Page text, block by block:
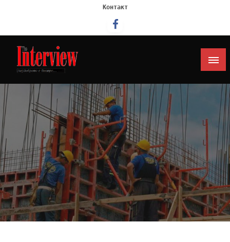
Контакт
Интервју